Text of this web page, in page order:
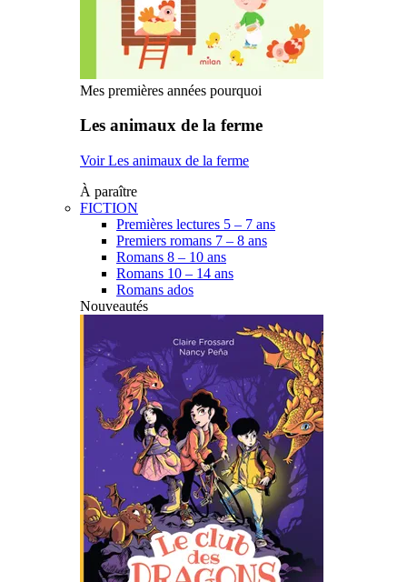
Mes premières années pourquoi
Les animaux de la ferme
Voir Les animaux de la ferme
À paraître
FICTION
Premières lectures 5 – 7 ans
Premiers romans 7 – 8 ans
Romans 8 – 10 ans
Romans 10 – 14 ans
Romans ados
Nouveautés